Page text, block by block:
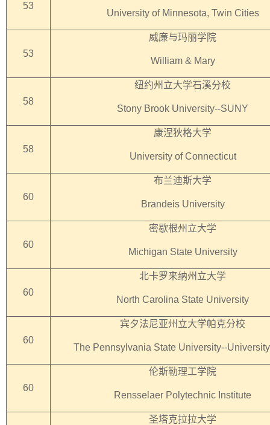
53
University of Minnesota, Twin Cities
53
威廉与玛丽学院
William & Mary
58
纽约州立大学石溪分校
Stony Brook University--SUNY
58
康涅狄格大学
University of Connecticut
60
布兰迪斯大学
Brandeis University
60
密歇根州立大学
Michigan State University
60
北卡罗来纳州立大学
North Carolina State University
60
宾夕法尼亚州立大学帕克分校
The Pennsylvania State University--
60
伦斯勒理工学院
Rensselaer Polytechnic Institute
圣塔克拉拉大学